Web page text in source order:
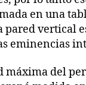
en una
pared vertical
eminencias
del